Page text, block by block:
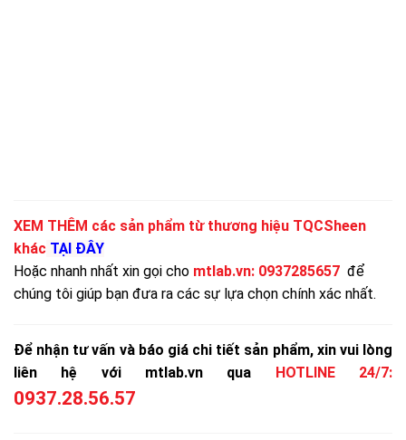
XEM THÊM các sản phẩm từ thương hiệu TQCSheen
khác TẠI ĐÂY
Hoặc nhanh nhất xin gọi cho mtlab.vn: 0937285657 để
chúng tôi giúp bạn đưa ra các sự lựa chọn chính xác nhất.
Để nhận tư vấn và báo giá chi tiết sản phẩm, xin vui lòng
liên hệ với mtlab.vn qua HOTLINE 24/7:
0937.28.56.57